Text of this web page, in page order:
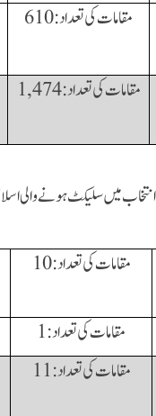
مقامات کی تعداد:610
مقامات کی تعداد:1, 474
مقامات کی تعداد:10
مقامات کی تعداد:1
مقامات کی تعداد:11